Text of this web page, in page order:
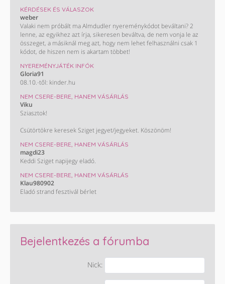
Letöltés és részletek:
https://onelink.to/a4722n
KÉRDÉSEK ÉS VÁLASZOK
weber
Valaki nem próbált ma Almdudler nyereménykódot beváltani? 2
lenne, az egyikhez azt írja, sikeresen beváltva, de nem vonja le az
összeget, a másiknál meg azt, hogy nem lehet felhasználni csak 1
kódot, de hiszen nem is akartam többet!
NYEREMÉNYJÁTÉK INFÓK
Gloria91
08.10.-től: kinder.hu
NEM CSERE-BERE, HANEM VÁSÁRLÁS
Viku
Sziasztok!
Csütörtökre keresek Sziget jegyet/jegyeket. Köszönöm!
NEM CSERE-BERE, HANEM VÁSÁRLÁS
magdi23
Keddi Sziget napijegy eladó.
NEM CSERE-BERE, HANEM VÁSÁRLÁS
Klau980902
Eladó strand fesztivál bérlet
Bejelentkezés a fórumba
Nick: